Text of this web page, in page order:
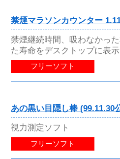
禁煙マラソンカウンター
禁煙継続時間、吸わなかっ
た寿命をデスクトップに表示
フリーソフト
あの黒い目隠し棒 (99.11.30
視力測定ソフト
フリーソフト